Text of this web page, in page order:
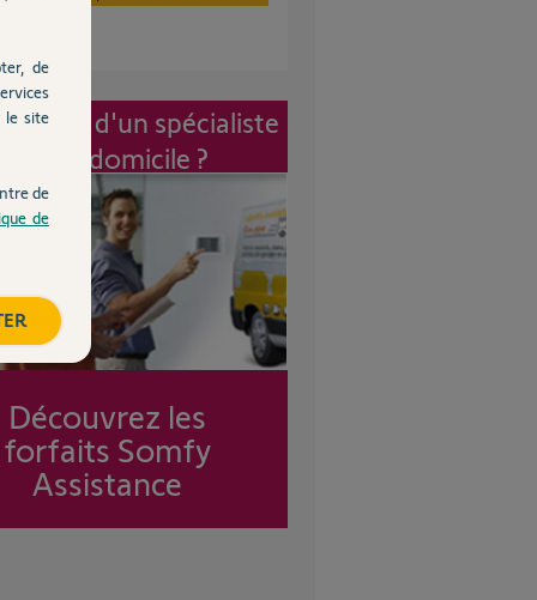
d'un spécialiste
à mon domicile ?
Découvrez les
forfaits Somfy
Assistance
de
le site
de
de